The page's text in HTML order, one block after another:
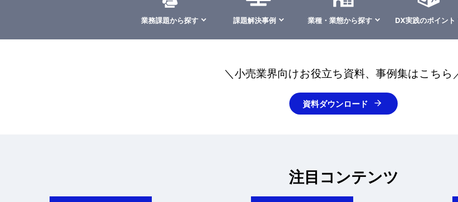
業務課題から探す 課題解決事例 業種・業態から探す DX実践のポイント
＼小売業界向けお役立ち資料、事例集はこちら
資料ダウンロード
注目コンテンツ